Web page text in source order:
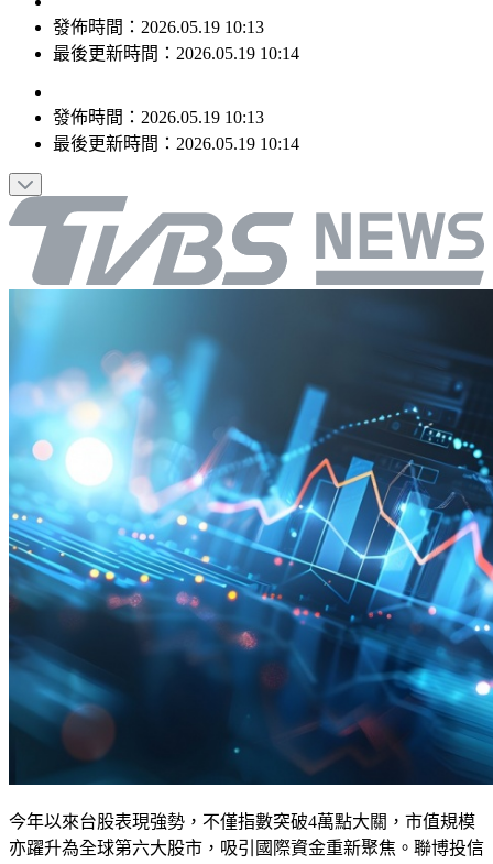
發佈時間：2026.05.19 10:13
最後更新時間：2026.05.19 10:14
發佈時間： 2026.05.19 10:13
最後更新時間： 2026.05.19 10:14
今年以來台股表現強勢，不僅指數突破4萬點大關，市值規模
亦躍升為全球第六大股市，吸引國際資金重新聚焦。聯博投信